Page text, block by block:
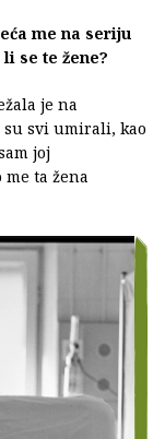
me na seriju
li se te žene?
je na
svi umirali, kao
joj
me ta žena